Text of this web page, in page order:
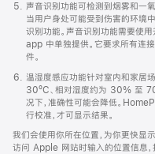
声音识别功能可检测到烟雾和一
当用户身处可能受到伤害的环境
识别功能。声音识别功能需要使
app 中单独提供。它要求所有连
件。
温湿度感应功能针对室内和家居
30ºC、相对湿度约为 30% 至
况下，准确性可能会降低。
行校准，才可显示结果。
我们会使用你所在位置，为你更快显
访问 Apple 网站时输入的位置信息，